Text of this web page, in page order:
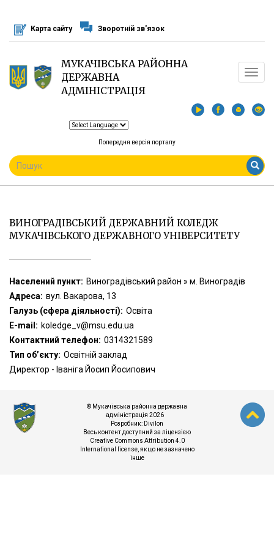
основного
матеріалу
Карта сайту Зворотній зв'язок
МУКАЧІВСЬКА РАЙОННА
ДЕРЖАВНА
АДМІНІСТРАЦІЯ
Toggle
Попередня версія порталу
ПОШУКОВА
ФОРМА
Пошук
ВИНОГРАДІВСЬКИЙ ДЕРЖАВНИЙ КОЛЕДЖ
МУКАЧІВСЬКОГО ДЕРЖАВНОГО УНІВЕРСИТЕТУ
Населений пункт: Виноградівський район » м. Виноградів
Адреса: вул. Вакарова, 13
Галузь (сфера діяльності): Освіта
Е-mail: koledge_v@msu.edu.ua
Контактний телефон: 0314321589
Тип об’єкту: Освітній заклад
Директор - Іваніга Йосип Йосипович
© Мукачівська районна державна
адміністрація 2026
Розробник: Divilon
Весь контент доступний за ліцензією
Creative Commons Attribution 4.0
International license, якщо не зазначено
інше